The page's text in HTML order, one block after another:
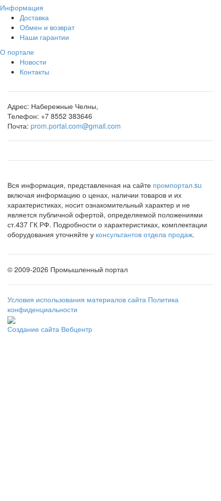
Информация
Доставка
Обмен и возврат
Наши гарантии
О портале
Новости
Контакты
Адрес: Набережные Челны,
Телефон: +7 8552 383646
Почта: prom.portal.com@gmail.com
Вся информация, представленная на сайте промпортал.su
включая информацию о ценах, наличии товаров и их
характеристиках, носит ознакомительный характер и не
является публичной офертой, определяемой положениями
ст.437 ГК РФ. Подробности о характеристиках, комплектации
оборудования уточняйте у консультантов отдела продаж.
© 2009-2026 Промышленный портал
Условия использования материалов сайта Политика
конфиденциальности
Создание сайта Вебцентр